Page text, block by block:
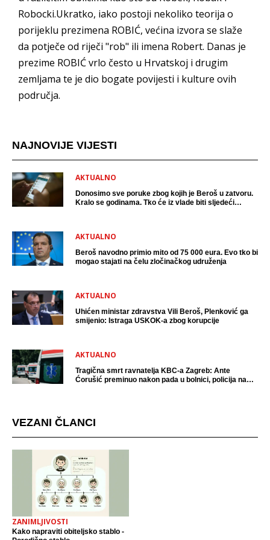
Robocki.Ukratko, iako postoji nekoliko teorija o
porijeklu prezimena ROBIĆ, većina izvora se slaže
da potječe od riječi "rob" ili imena Robert. Danas je
prezime ROBIĆ vrlo često u Hrvatskoj i drugim
zemljama te je dio bogate povijesti i kulture ovih
područja.
NAJNOVIJE VIJESTI
AKTUALNO
Donosimo sve poruke zbog kojih je Beroš u zatvoru.
Kralo se godinama. Tko će iz vlade biti sljedeći
AKTUALNO
Beroš navodno primio mito od 75 000 eura. Evo tko bi
mogao stajati na čelu zločinačkog udruženja
AKTUALNO
Uhićen ministar zdravstva Vili Beroš, Plenković ga
smijenio: Istraga USKOK-a zbog korupcije
AKTUALNO
Tragična smrt ravnatelja KBC-a Zagreb: Ante
Ćorušić preminuo nakon pada u bolnici, policija na
VEZANI ČLANCI
ZANIMLJIVOSTI
Kako napraviti obiteljsko stablo -